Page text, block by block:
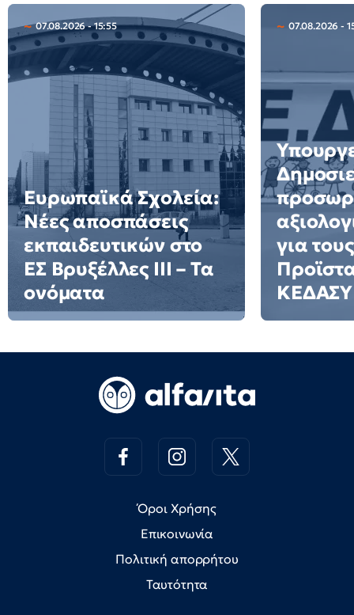
07.08.2026 - 15:55
Ευρωπαϊκά Σχολεία:
Νέες αποσπάσεις
εκπαιδευτικών στο
ΕΣ Βρυξέλλες ΙΙΙ – Τα
ονόματα
07.08.2026 -
για τους
ΚΕΔΑΣΥ
Όροι Χρήσης
Επικοινωνία
Πολιτική απορρήτου
Ταυτότητα